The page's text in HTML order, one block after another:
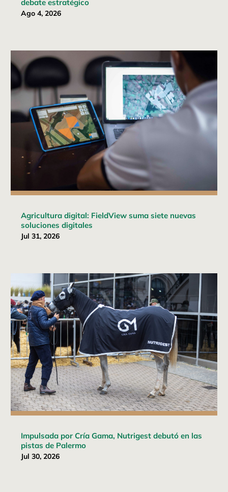
debate estratégico
Ago 4, 2026
Agricultura digital: FieldView suma siete nuevas
soluciones digitales
Jul 31, 2026
Impulsada por Cría Gama, Nutrigest debutó en las
pistas de Palermo
Jul 30, 2026